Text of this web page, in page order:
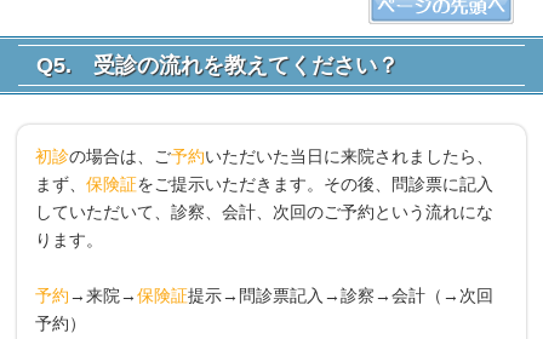
Q5. 受診の流れを教えてください？
初診の場合は、ご予約いただいた当日に来院されましたら、
まず、 保険証をご提示いただきます。その後、問診票に記入
していただいて、診察、会計、次回のご予約という流れにな
ります。
予約→来院→保険証提示→問診票記入→診察→会計（→次回
予約）